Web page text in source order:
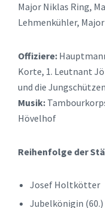
Major Niklas Ring,
Lehmenkühler,
Offiziere:
Korte, 1. Leutnant
und die
Musik:
Hövelhof
Reihenfolge der
Josef Holtkötter
Jubelkönigin